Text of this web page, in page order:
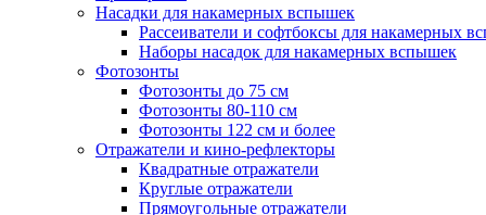
Насадки для накамерных вспышек
Рассеиватели и софтбоксы для накамерных
Наборы насадок для накамерных вспышек
Фотозонты
Фотозонты до 75 см
Фотозонты 80-110 см
Фотозонты 122 см и более
Отражатели и кино-рефлекторы
Квадратные отражатели
Круглые отражатели
Прямоугольные отражатели